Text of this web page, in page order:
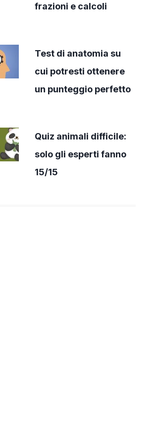
frazioni e calcoli
Test di anatomia su
cui potresti ottenere
un punteggio perfetto
Quiz animali difficile:
solo gli esperti fanno
15/15